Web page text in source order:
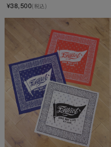
¥38,500(税込)